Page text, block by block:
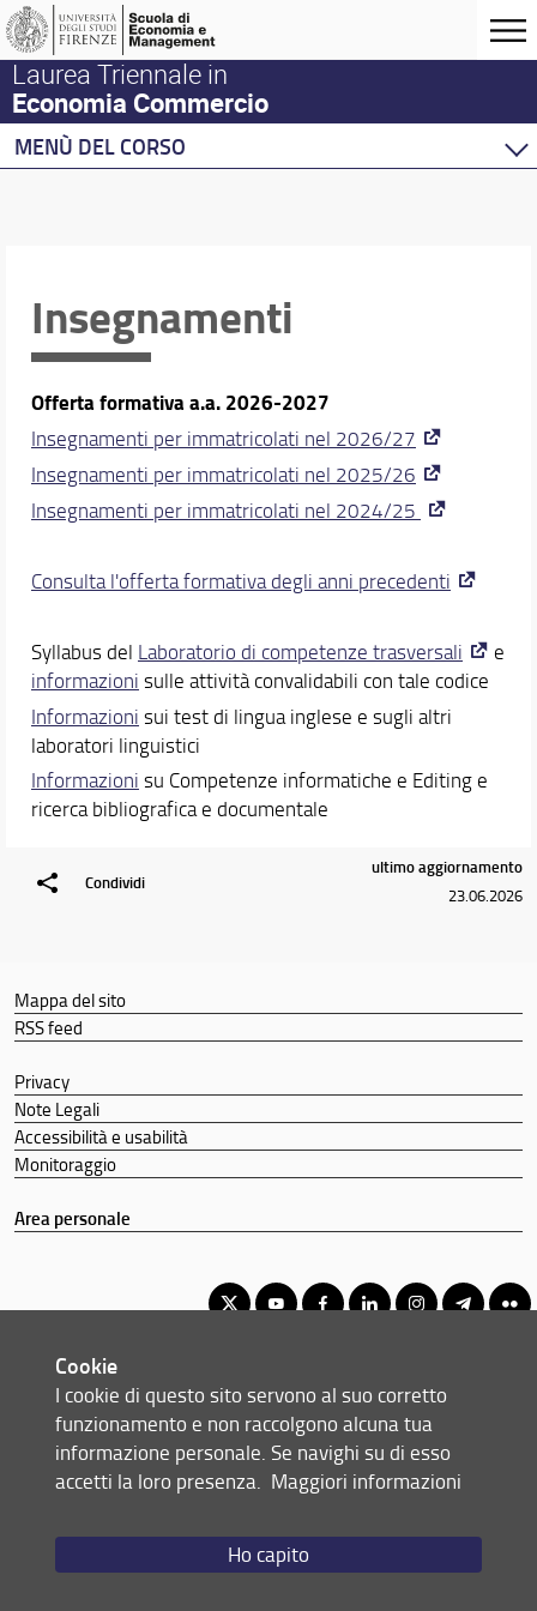
Laurea Triennale in
Economia Commercio
MENÙ DEL CORSO
Piani di studio
Insegnamenti
Laboratori didattici
Competenze informatiche e Editing
Competenze trasversali
Tirocinio
Mobilità internazionale
Tutoraggio e supporto studenti
I dialoghi sulla società
Docenti
Orario e calendari
Insegnamenti
Offerta formativa a.a. 2026-2027
Insegnamenti per immatricolati nel 2026/27
Insegnamenti per immatricolati nel 2025/26
Insegnamenti per immatricolati nel 2024/25
Consulta l'offerta formativa degli anni precedenti
Syllabus del Laboratorio di competenze trasversali
e
informazioni sulle attività convalidabili con tale codice
Informazioni sui test di lingua inglese e sugli altri
laboratori linguistici
Informazioni su Competenze informatiche e Editing e
ricerca bibliografica e documentale
Condividi
ultimo aggiornamento
23.06.2026
Mappa del sito
RSS feed
Privacy
Note Legali
Accessibilità e usabilità
Monitoraggio
Area personale
© Copyright 2012-2026 Università degli Studi di Firenze UNIFI
P.IVA/Cod.Fis 01279680480
Via delle Pandette, 32 - 50127 Firenze (FI)
Email:
Cookie
I cookie di questo sito servono al suo corretto
funzionamento e non raccolgono alcuna tua
informazione personale. Se navighi su di esso
accetti la loro presenza. Maggiori informazioni
Ho capito